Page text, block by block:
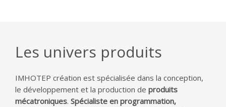
Les univers produits
IMHOTEP création est spécialisée dans la conception,
le développement et la production de produits
mécatroniques. Spécialiste en programmation,